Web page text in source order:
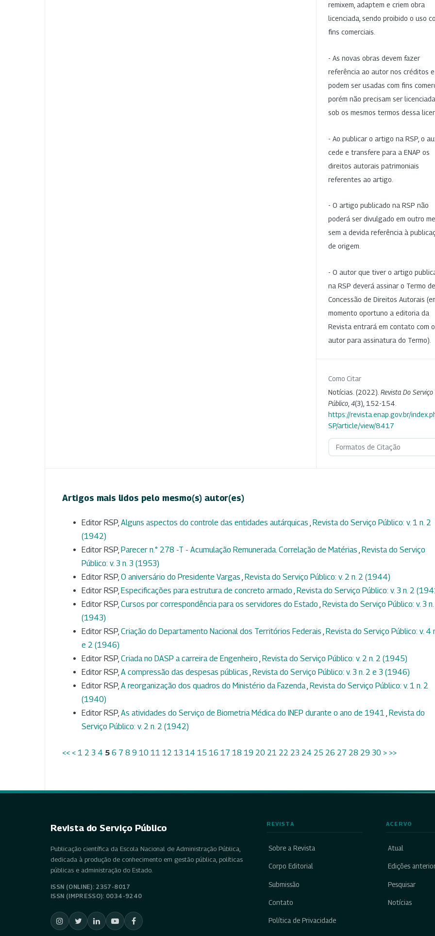
remixem, adaptem e criem obra
licenciada, sendo proibido o uso
fins comerciais.
- As novas obras devem fazer
referência ao autor nos créditos
podem ser usadas com fins
porém não precisam ser
sob os mesmos termos dessa
- Ao publicar o artigo na RSP, o
cede e transfere para a ENAP os
direitos autorais patrimoniais
referentes ao artigo.
- O artigo publicado na RSP não
poderá ser divulgado em outro
sem a devida referência à
de origem.
- O autor que tiver o artigo
na RSP deverá assinar o Termo de
Concessão de Direitos Autorais
momento oportuno a editoria da
Revista entrará em contato com o
autor para assinatura do Termo).
Como Citar
Notícias. (2022). Revista Do Serviço
Público 4(3), 152-154.
https://revista.enap.gov.br/
SP/article/view/8417
Formatos de Citação
Artigos mais lidos pelo mesmo(s) autor(es)
Editor RSP, Alguns aspectos do controle das entidades autárquicas , Revista do Serviço Público: v. 1 n. 2
(1942)
Editor RSP, Parecer n.° 278 -T - Acumulação Remunerada. Correlação de Matérias , Revista do Serviço
Público: v. 3 n. 3 (1953)
Editor RSP, O aniversário do Presidente Vargas , Revista do Serviço Público: v. 2 n. 2 (1944)
Editor RSP, Especificações para estrutura de concreto armado , Revista do Serviço Público: v. 3 n. 2
Editor RSP, Cursos por correspondência para os servidores do Estado , Revista do Serviço Público: v. 3 n.
(1943)
Editor RSP, Criação do Departamento Nacional dos Territórios Federais , Revista do Serviço Público: v. 4
e 2 (1946)
Editor RSP, Criada no DASP a carreira de Engenheiro , Revista do Serviço Público: v. 2 n. 2 (1945)
Editor RSP, A compressão das despesas públicas , Revista do Serviço Público: v. 3 n. 2 e 3 (1946)
Editor RSP, A reorganização dos quadros do Ministério da Fazenda, Revista do Serviço Público: v. 1 n. 2
(1940)
Editor RSP, As atividades do Serviço de Biometria Médica do INEP durante o ano de 1941 , Revista do
Serviço Público: v. 2 n. 2 (1942)
<< < 1 2 3 4 5 6 7 8 9 10 11 12 13 14 15 16 17 18 19 20 21 22 23 24 25 26 27 28 29 30 > >>
Revista do Serviço Público
Publicação científica da Escola Nacional de Administração Pública,
dedicada à produção de conhecimento em gestão pública, políticas
públicas e administração do Estado.
ISSN (ONLINE): 2357-8017
ISSN (IMPRESSO): 0034-9240
REVISTA
Sobre a Revista
Corpo Editorial
Submissão
Contato
Política de Privacidade
ACERVO
Atual
Edições
Pesquisar
Notícias